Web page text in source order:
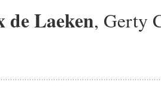
de Laeken, Gerty